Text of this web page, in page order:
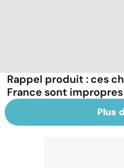
Rappel produit : ces
France sont
Plus